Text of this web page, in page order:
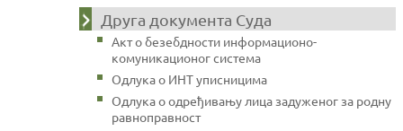
Друга документа Суда
Акт о безебдности информационо-
комуникационог система
Одлука о ИНТ уписницима
Одлука о одређивању лица задуженог за родну
равноправност